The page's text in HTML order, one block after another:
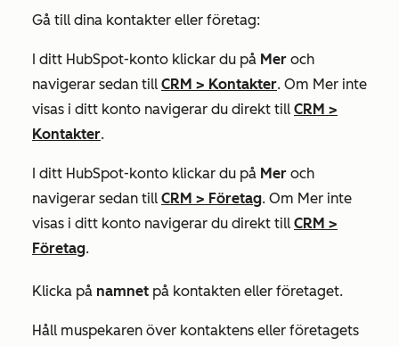
Gå till dina kontakter eller företag:
I ditt HubSpot-konto klickar du på Mer och
navigerar sedan till CRM > Kontakter. Om Mer inte
visas i ditt konto navigerar du direkt till CRM >
Kontakter.
I ditt HubSpot-konto klickar du på Mer och
navigerar sedan till CRM > Företag. Om Mer inte
visas i ditt konto navigerar du direkt till CRM >
Företag.
Klicka på namnet på kontakten eller företaget.
Håll muspekaren över kontaktens eller företagets